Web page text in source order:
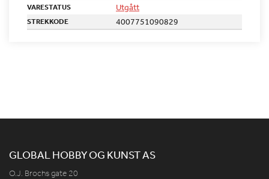
VARESTATUS
Utgått
STREKKODE 4007751090829
GLOBAL HOBBY OG KUNST AS
O.J. Brochs gate 20